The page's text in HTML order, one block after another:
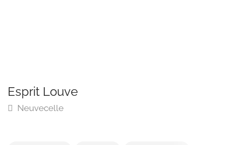
Esprit Louve
Neuvecelle